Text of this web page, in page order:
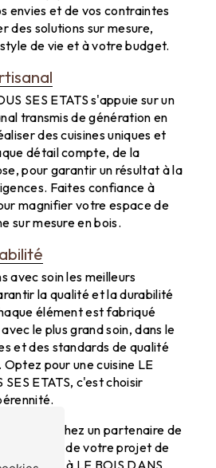
envies et de vos contraintes
des solutions sur mesure,
de vie et à votre budget.
SES ETATS s'appuie sur un
transmis de génération en
des cuisines uniques et
détail compte, de la
pour garantir un résultat à la
Faites confiance à
magnifier votre espace de
sur mesure en bois.
avec soin les meilleurs
la qualité et la durabilité
élément est fabriqué
le plus grand soin, dans le
et des standards de qualité
pour une cuisine LE
SES ETATS, c'est choisir
recherchez un partenaire de
conception de votre projet de
appel à LE BOIS DANS